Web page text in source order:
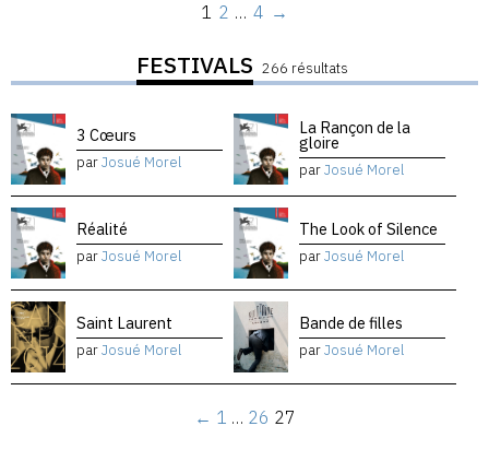
1 2 … 4 →
FESTIVALS 266 résultats
3 Cœurs
parJosué Morel
La Rançon de la
gloire
parJosué Morel
Réalité
parJosué Morel
The Look of Silence
parJosué Morel
Saint Laurent
parJosué Morel
Bande de filles
parJosué Morel
← 1 … 26 27